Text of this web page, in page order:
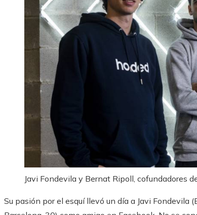
Javi Fondevila y Bernat Ripoll, cofundadores
Su pasión por el esquí llevó un día a Javi Fondevila